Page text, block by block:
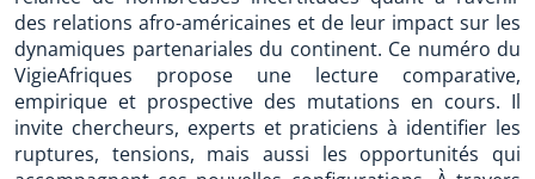
des relations afro-américaines et de leur impact sur les
dynamiques partenariales du continent. Ce numéro du
VigieAfriques propose une lecture comparative,
empirique et prospective des mutations en cours. Il
invite chercheurs, experts et praticiens à identifier les
ruptures, tensions, mais aussi les opportunités qui